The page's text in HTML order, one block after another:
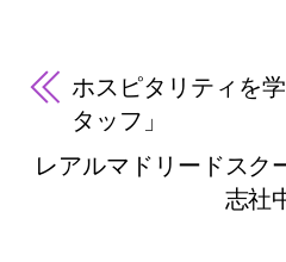
ホスピタリティを
タッフ」
レアルマドリードスク
志社